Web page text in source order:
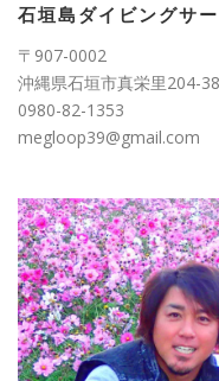
ー
石垣島ダイビングサ
〒907-0002
沖縄県石垣市真栄里204-
0980-82-1353
megloop39@gmail.com